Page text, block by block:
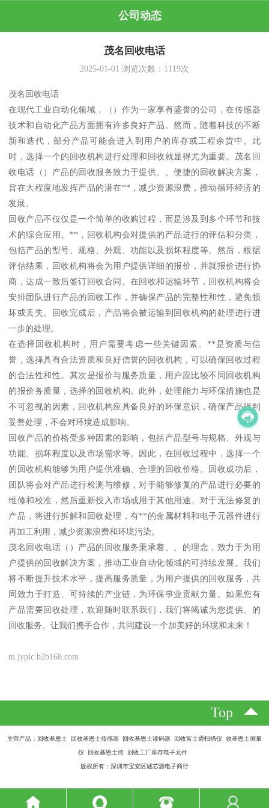
公司动态
茂名回收电话
2025-01-01 浏览次数： 1119次
茂名回收电话
在现代工业自动化领域，（）作为一家享有盛誉的公司，在传感器
技术和自动化产品方面拥有许多良好产品。然而，随着科技的不断
新和迭代，部分产品可能会进入到用户的库存或工程余货中。此
时，选择一个的回收机构进行处理和回收就显得尤为重要。茂名回
收电话（）产品的回收服务致力于提供、、便捷的回收解决方案，
旨在大程度地发挥产品的潜在**，减少资源浪费，推动循环经济的
发展。
回收产品不仅仅是一个简单的收购过程，而是涉及到多个环节和技
术的综合应用。**，回收机构会对提供的产品进行的评估和分类，
包括产品的型号、规格、外观、功能以及损坏程度等。然后，根据
评估结果，回收机构将会为用户提供详细的报价，并就报价进行协
商，达成一致后签订回收合同。在回收和运输环节，回收机构将会
安排团队进行产品的回收工作，并确保产品的完整性和性，避免损
坏或丢失。回收完成后，产品将会被运输到回收机构的处理进行进
一步的处理。
在选择回收机构时，用户需要考虑一些关键因素。**是资质与信
誉，选择具有合法资质和良好信誉的回收机构，可以确保回收过程
的合法性和性。其次是报价与服务质量，用户应比较不同回收机构
的报价务质量，选择的回收机构。此外，处理能力与环保措施也是
不可忽视的因素，回收机构应具备良好的环保意识，确保产品得到
妥善处理，不会对环境造成影响。
回收产品的价格受多种因素的影响，包括产品型号与规格、外观与
功能、损坏程度以及市场需求等。因此，在回收过程中，选择一个
的回收机构能够为用户提供准确、合理的回收价格。回收成功后，
团队将会对产品进行检测与维修，对于能够修复的产品进行必要的
维修和校准，然后重新投入市场或用于其他用途。对于无法修复的
产品，将进行拆解和回收处理，有**的金属材料和电子元器件进行
再加工利用，减少资源浪费和环境污染。
茂名回收电话（）产品的回收服务秉承着、、的理念，致力于为用
户提供的回收解决方案，推动工业自动化领域的可持续发展。我们
将不断提升技术水平，提高服务质量，为用户提供的回收服务，共
同致力于打造、可持续的产业链，为环保事业贡献力量。如果您有
产品需要回收处理，欢迎随时联系我们，我们将竭诚为您提供、的
回收服务。让我们携手合作，共同建设一个加美好的环境和未来！
m.jyplc.b2b168.com
Top
主营产品：回收基恩士 回收基恩士传感器 回收基恩士读码器 回收富士通扫描仪 收基恩士测量
仪 回收基恩士传 回收工厂库存电子元件
版权所有：深圳市宝安区诚芯源电子商行